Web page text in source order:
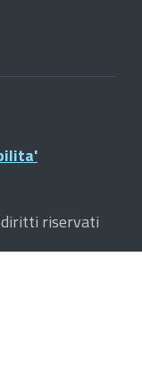
diritti riservati